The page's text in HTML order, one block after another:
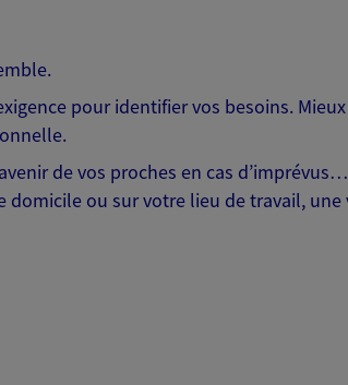
pour identifier vos besoins.
de vos proches en cas
ou sur votre lieu de travail, une